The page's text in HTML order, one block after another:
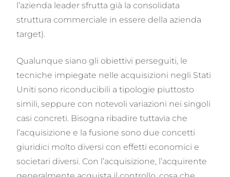
l’azienda leader sfrutta già la consolidata
struttura commerciale in essere della azienda
target).
Qualunque siano gli obiettivi perseguiti, le
tecniche impiegate nelle acquisizioni negli Stati
Uniti sono riconducibili a tipologie piuttosto
simili, seppure con notevoli variazioni nei singoli
casi concreti. Bisogna ribadire tuttavia che
l’acquisizione e la fusione sono due concetti
giuridici molto diversi con effetti economici e
societari diversi. Con l’acquisizione, l’acquirente